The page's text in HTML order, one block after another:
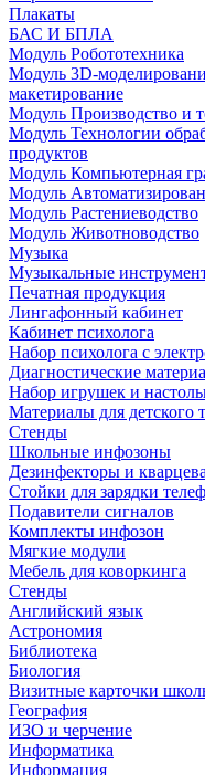
Плакаты
БАС И БПЛА
Модуль Робототехника
Модуль 3D-
макетирование
Модуль Производство и
Модуль Технологии
продуктов
Модуль Компьютерная
Модуль
Модуль Растениеводство
Модуль Животноводство
Музыка
Музыкальные
Печатная продукция
Лингафонный кабинет
Кабинет психолога
Набор психолога с
Диагностические
Набор игрушек и
Материалы для детского
Стенды
Школьные инфозоны
Дезинфекторы и
Стойки для зарядки
Подавители сигналов
Комплекты инфозон
Мягкие модули
Мебель для коворкинга
Стенды
Английский язык
Астрономия
Библиотека
Биология
Визитные карточки
География
ИЗО и черчение
Информатика
Информация